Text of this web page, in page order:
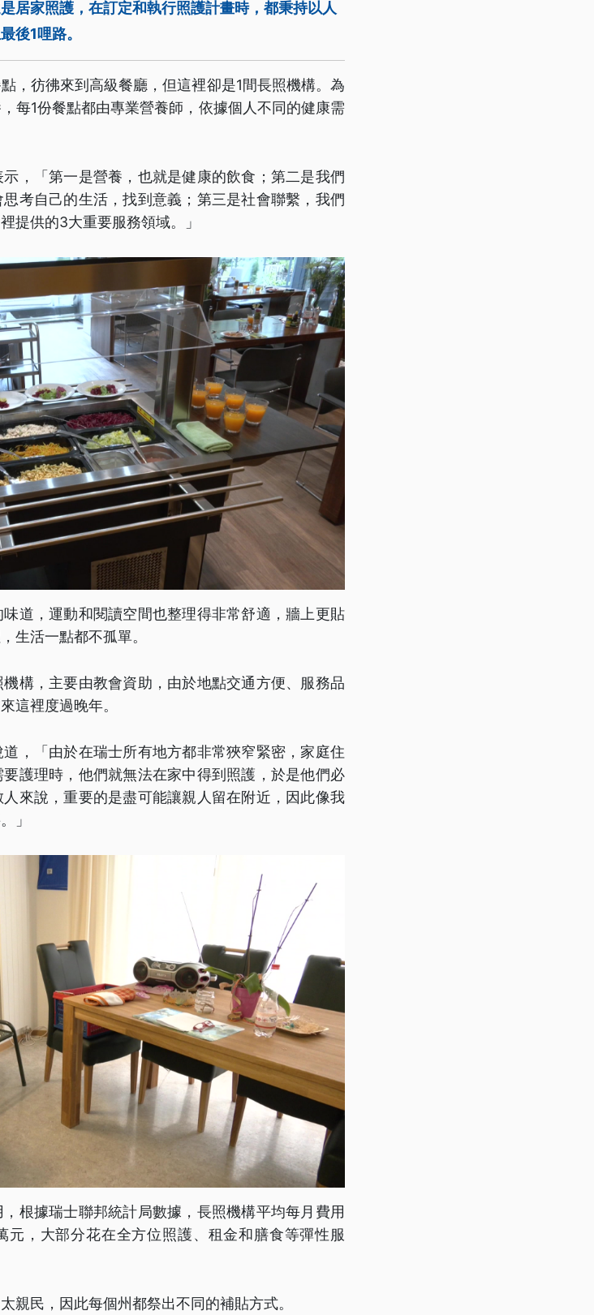
居家照護，在訂定和執行照護計畫時，都秉持以人
後1哩路。
，彷彿來到高級餐廳，但這裡卻是1間長照機構。為
每1份餐點都由專業營養師，依據個人不同的健康需
，「第一是營養，也就是健康的飲食；第二是我們
考自己的生活，找到意義；第三是社會聯繫，我們
提供的3大重要服務領域。」
道，運動和閱讀空間也整理得非常舒適，牆上更貼
生活一點都不孤單。
構，主要由教會資助，由於地點交通方便、服務品
這裡度過晚年。
，「由於在瑞士所有地方都非常狹窄緊密，家庭住
護理時，他們就無法在家中得到照護，於是他們必
來說，重要的是盡可能讓親人留在附近，因此像我
」
根據瑞士聯邦統計局數據，長照機構平均每月費用
，大部分花在全方位照護、租金和膳食等彈性服
親民，因此每個州都祭出不同的補貼方式。